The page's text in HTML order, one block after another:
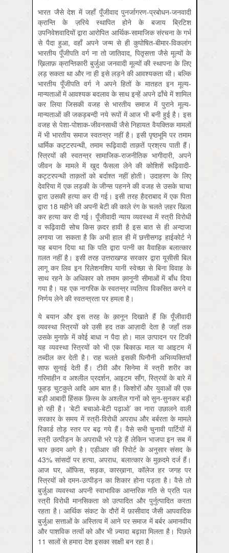
भारत जैसे देश में जहाँ पूँजीवाद पुनर्जागरण-प्रबोधन-जनवादी
क्रान्ति के ज़रिये स्थापित होने के बजाय ब्रिटिश
उपनिवेशवादियों द्वारा आरोपित आर्थिक-सामाजिक संरचना के गर्भ
से पैदा हुआ, वहाँ अपने जन्म से ही कुपोषित-बीमार-विकलांग
भारतीय पूँजीपति वर्ग ना तो जातिवाद, पितृसत्ता जैसे मूल्यों के
ख़िलाफ़ क्रान्तिकारी बुर्जुआ जनवादी मूल्यों की स्थापना के लिए
लड़ सकता था और ना ही इसे लड़ने की आवश्यकता थी। बल्कि
भारतीय पूँजीपति वर्ग ने अपने हितों के मातहत इन मूल्य-
मान्यताओं में आवश्यक बदलाव के साथ इन्हें अपने ढाँचे में शामिल
कर लिया जिसकी वजह से भारतीय समाज में पुराने मूल्य-
मान्यताओं की जकड़बन्दी नये रूपों में आज भी बनी हुई है। इस
वजह से पेशा-पोशाक-जीवनसाथी जैसे निहायत वैयक्तिक मामलों
में भी भारतीय समाज स्वतन्त्र नहीं है। इसी पृष्ठभूमि पर तमाम
धार्मिक कट्टरपन्थी, तमाम रूढ़िवादी ताक़तें प्रश्रय पाती हैं।
स्त्रियों की स्वतन्त्र सामाजिक-राजनीतिक भागीदारी, अपने
जीवन के मामले में खुद फैसला लेने की कोशिशें रूढ़िवादी-
कट्टरपन्थी ताक़तों को बर्दाश्त नहीं होती। उदाहरण के लिए
देवरिया में एक लड़की के जीन्स पहनने की वजह से उसके चाचा
द्वारा उसकी हत्या कर दी गई। इसी तरह हैदराबाद में एक पिता
द्वारा 18 महीने की अपनी बेटी की काले रंग के चलते ज़हर खिला
कर हत्या कर दी गई। पूँजीवादी न्याय व्यवस्था में स्त्री विरोधी
व रूढ़िवादी सोच किस क़दर हावी है इस बात से ही अन्दाजा
लगाया जा सकता है कि अभी हाल ही में छत्तीसगढ़ हाईकोर्ट ने
यह बयान दिया था कि पति द्वारा पत्नी का वैवाहिक बलात्कार
ग़लत नहीं है। इसी तरह उत्तराखण्ड सरकार द्वारा यूसीसी बिल
लागू कर लिव इन रिलेशनशिप यानी स्वेच्छा से बिना विवाह के
साथ रहने के अधिकार को तमाम क़ानूनी सीमाओं में बाँध दिया
गया है। यह एक नागरिक के स्वतन्त्र व्यतित्व विकसित करने व
निर्णय लेने की स्वतन्त्रता पर हमला है।
ये बयान और इस तरह के क़ानून दिखाते हैं कि पूँजीवादी
व्यवस्था स्त्रियों को उसी हद तक आज़ादी देता है जहाँ तक
उसके मुनाफ़े में कोई बाधा न पैदा हो। माल उत्पादन पर टिकी
यह व्यवस्था स्त्रियों को भी एक बिकाऊ माल या आइटम में
तब्दील कर देती है। राह चलते इसकी घिनौनी अभिव्यक्तियाँ
साफ सुनाई देती हैं। टीवी और सिनेमा में स्त्री शरीर का
गरिमाहीन व अश्लील प्रदर्शन, आइटम साँग, स्त्रियों के बारे में
फूहड़ चुटकुले आदि आम बात है। किशोरों और युवाओं की एक
बड़ी आबादी हिंसक क़िस्म के अश्लील गानों को सुन-सुनकर बड़ी
हो रही है। ‘बेटी बचाओ-बेटी पढ़ाओ’ का नारा उछालने वाली
सरकार के समय में स्त्री-विरोधी अपराध और बर्बरता के मामले
रिकार्ड तोड़ स्तर पर बढ़ गये हैं। वैसे सभी चुनावी पार्टियों में
स्त्री उत्पीड़न के अपराधी भरे पड़े हैं लेकिन भाजपा इन सब में
चार क़दम आगे है। एडीआर की रिपोर्ट के अनुसार संसद के
43% सांसदों पर हत्या, अपराध, बलात्कार के मुक़दमे दर्ज हैं।
आज घर, ऑफिस, सड़क, कारख़ाना, कॉलेज हर जगह पर
स्त्रियों को दमन-उत्पीड़न का शिकार होना पड़ता है। वैसे तो
बुर्जुआ व्यवस्था अपनी स्वाभाविक आन्तरिक गति से प्रति पल
स्त्री विरोधी मानसिकता को उत्पादित और पुर्नुत्पादित करता
रहता है। आर्थिक संकट के दौरों में फ़ासीवाद जैसी आपवादिक
बुर्जुआ सत्ताओं के अस्तित्व में आने पर समाज में बर्बर अमानवीय
और पाशविक तत्वों को और भी ज़्यादा बढ़ावा मिलता है। पिछले
11 सालों से हमारा देश इसका साक्षी बन रहा है।